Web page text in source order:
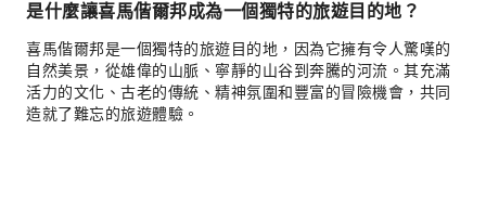
是什麼讓喜馬偕爾邦成為一個獨特的旅遊目的地？
喜馬偕爾邦是一個獨特的旅遊目的地，因為它擁有令人驚嘆的
自然美景，從雄偉的山脈、寧靜的山谷到奔騰的河流。其充滿
活力的文化、古老的傳統、精神氛圍和豐富的冒險機會，共同
造就了難忘的旅遊體驗。